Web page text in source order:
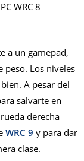
WRC 8
a un gamepad,
peso. Los niveles
A pesar del
salvarte en
derecha
WRC 9 y para dar
clase.